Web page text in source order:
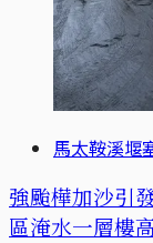
馬太鞍溪堰
強颱樺加沙引
區淹水一層樓